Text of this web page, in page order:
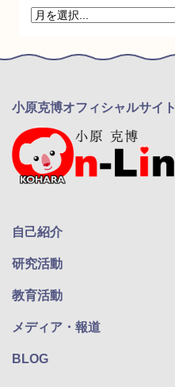
小原克博オフィシャルサイト
自己紹介
研究活動
教育活動
メディア・報道
BLOG